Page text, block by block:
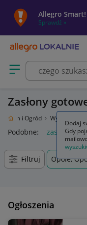
Allegro
Sprawdź »
Otwórz menu z
Zasłony
Dom i Ogród Wyposażenie
Podobne: zasłony
Filtruj Opole,
Ogłoszenia
Dodaj
Gdy